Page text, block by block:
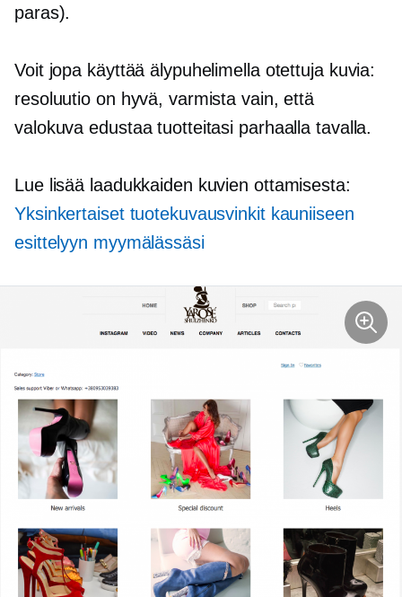
paras).
Voit jopa käyttää älypuhelimella otettuja kuvia:
resoluutio on hyvä, varmista vain, että
valokuva edustaa tuotteitasi parhaalla tavalla.
Lue lisää laadukkaiden kuvien ottamisesta:
Yksinkertaiset tuotekuvausvinkit kauniiseen
esittelyyn myymälässäsi